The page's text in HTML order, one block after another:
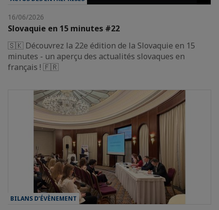
16/06/2026
Slovaquie en 15 minutes #22
🇸🇰 Découvrez la 22e édition de la Slovaquie en 15
minutes - un aperçu des actualités slovaques en
français ! 🇫🇷
BILANS D’ÉVÈNEMENT